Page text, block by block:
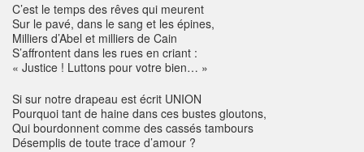
C’est le temps des rêves qui meurent
Sur le pavé, dans le sang et les épines,
Milliers d’Abel et milliers de Cain
S’affrontent dans les rues en criant :
« Justice ! Luttons pour votre bien… »
Si sur notre drapeau est écrit UNION
Pourquoi tant de haine dans ces bustes gloutons,
Qui bourdonnent comme des cassés tambours
Désemplis de toute trace d’amour ?